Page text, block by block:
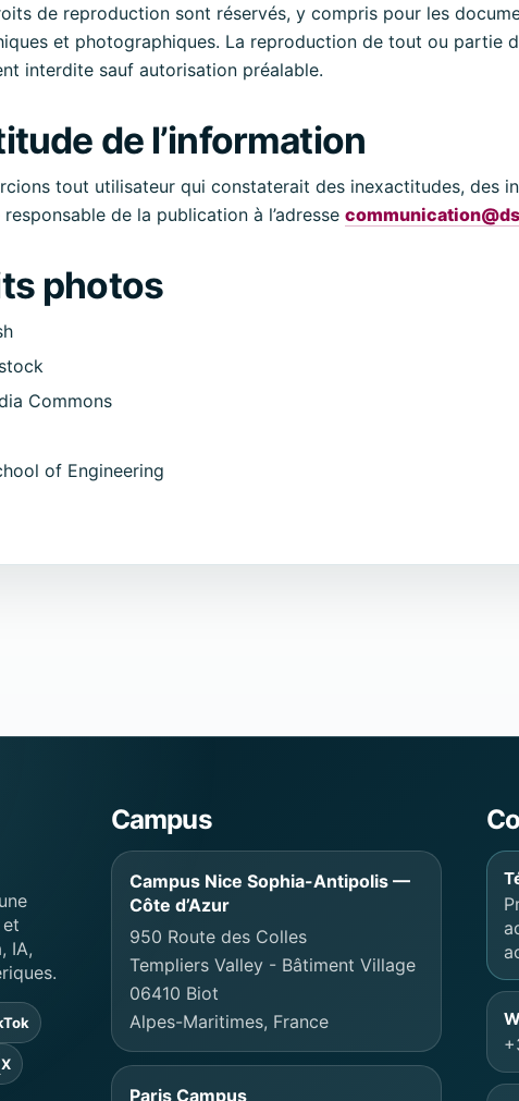
de reproduction sont réservés, y compris pour les
et photographiques. La reproduction de tout ou partie
interdite sauf autorisation préalable.
de l’information
tout utilisateur qui constaterait des inexactitudes, des
de la publication à l’adresse
photos
Commons
of Engineering
of Engineering
IA,
X
Campus
Campus Nice Sophia-Antipolis —
Côte d’Azur
950 Route des Colles
Templiers Valley - Bâtiment Village
06410 Biot
Alpes-Maritimes, France
Paris Campus